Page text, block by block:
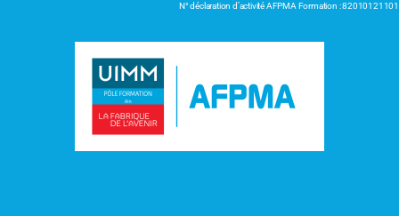
N° déclaration d’activité AFPMA Formation : 82010121101